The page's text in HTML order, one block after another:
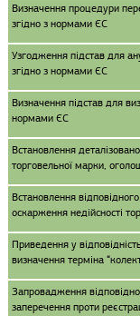
Визначення процедури
згідно з нормами ЄС
Узгодження підстав для
згідно з нормами ЄС
Визначення підстав для
нормами ЄС
Встановлення
торговельної марки,
Встановлення
оскарження недійсності
Приведення у
визначення терміна
Запровадження
заперечення проти